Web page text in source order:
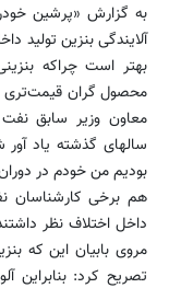
به گزارش «پرشین
آلایندگی بنزین تولید
بهتر است چراکه
محصول گران قیمت‌تری
معاون وزیر سابق
سالهای گذشته یاد آور
بودیم من خودم در
هم برخی کارشناسان
داخل اختلاف نظر
مروی بابیان این که
تصریح کرد: بنابراین